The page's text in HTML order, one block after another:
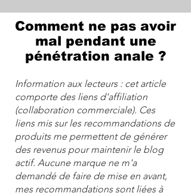
Comment ne pas avoir
mal pendant une
pénétration anale ?
Information aux lecteurs : cet article
comporte des liens d'affiliation
(collaboration commerciale). Ces
liens mis sur les recommandations de
produits me permettent de générer
des revenus pour maintenir le blog
actif. Aucune marque ne m'a
demandé de faire de mise en avant,
mes recommandations sont liées à